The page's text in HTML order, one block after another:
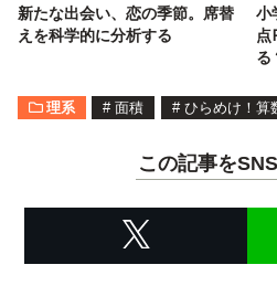
新たな出会い、恋の季節。席替
えを科学的に分析する
小
点
る
理系 # 面積 # ひらめけ！算
この記事を